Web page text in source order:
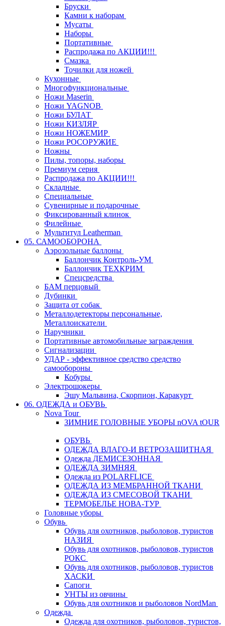
Бруски
Камни к наборам
Мусаты
Наборы
Портативные
Распродажа по АКЦИИ!!!
Смазка
Точилки для ножей
Кухонные
Многофункциональные
Ножи Maserin
Ножи YAGNOB
Ножи БУЛАТ
Ножи КИЗЛЯР
Ножи НОЖЕМИР
Ножи РОСОРУЖИЕ
Ножны
Пилы, топоры, наборы
Премиум серия
Распродажа по АКЦИИ!!!
Складные
Специальные
Сувенирные и подарочные
Фиксированный клинок
Филейные
Мультитул Leatherman
05. САМООБОРОНА
Аэрозольные баллоны
Баллончик Контроль-УМ
Баллончик ТЕХКРИМ
Спецсредства
БАМ перцовый
Дубинки
Защита от собак
Металлодетекторы персональные,
Металлоискатели
Наручники
Портативные автомобильные заграждения
Сигнализации
УДАР - эффективное средство средство
самообороны
Кобуры
Электрошокеры
Эшу Мальвина, Скорпион, Каракурт
06. ОДЕЖДА и ОБУВЬ
Nova Tour
ЗИМНИЕ ГОЛОВНЫЕ УБОРЫ nOVA tOUR
ОБУВЬ
ОДЕЖДА ВЛАГО-И ВЕТРОЗАЩИТНАЯ
Одежда ДЕМИСЕЗОННАЯ
ОДЕЖДА ЗИМНЯЯ
Одежда из POLARFLICE
ОДЕЖДА ИЗ МЕМБРАННОЙ ТКАНИ
ОДЕЖДА ИЗ СМЕСОВОЙ ТКАНИ
ТЕРМОБЕЛЬЕ НОВА-ТУР
Головные уборы
Обувь
Обувь для охотников, рыболовов, туристов
НАЗИЯ
Обувь для охотников, рыболовов, туристов
РОКС
Обувь для охотников, рыболовов, туристов
ХАСКИ
Сапоги
УНТЫ из овчины
Обувь для охотников и рыболовов NordMan
Одежда
Одежда для охотников, рыболовов, туристов,